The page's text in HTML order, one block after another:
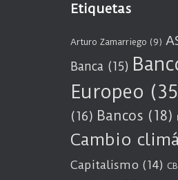
Etiquetas
Arturo Zamarriego (9)
Banca (15)
Europeo
(16) Bancos (18)
Cambio
Capitalismo (14)